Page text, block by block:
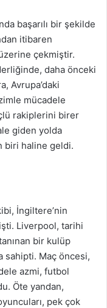
başarılı bir şekilde
itibaren
çekmiştir.
daha önceki
Avrupa’daki
mücadele
rakiplerini birer
giden yolda
biri haline geldi.
İngiltere’nin
Liverpool, tarihi
bir kulüp
sahipti. Maç öncesi,
azmi, futbol
Öte yandan,
pek çok